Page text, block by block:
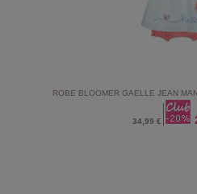
ROBE BLOOMER GAELLE JEAN
34,99 €